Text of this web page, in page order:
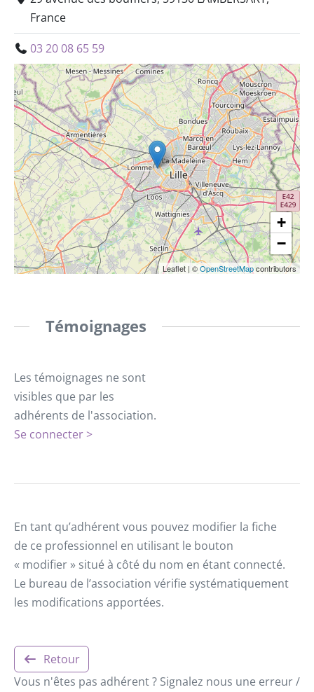
France
03 20 08 65 59
+
−
Leaflet | ©OpenStreetMapcontributors
Témoignages
Les témoignages ne sont
visibles que par les
adhérents de l'association.
Se connecter >
En tant qu’adhérent vous pouvez modifier la fiche
de ce professionnel en utilisant le bouton
« modifier » situé à côté du nom en étant connecté.
Le bureau de l’association vérifie systématiquement
les modifications apportées.
Retour
Vous n'êtes pas adhérent ? Signalez nous une erreur /